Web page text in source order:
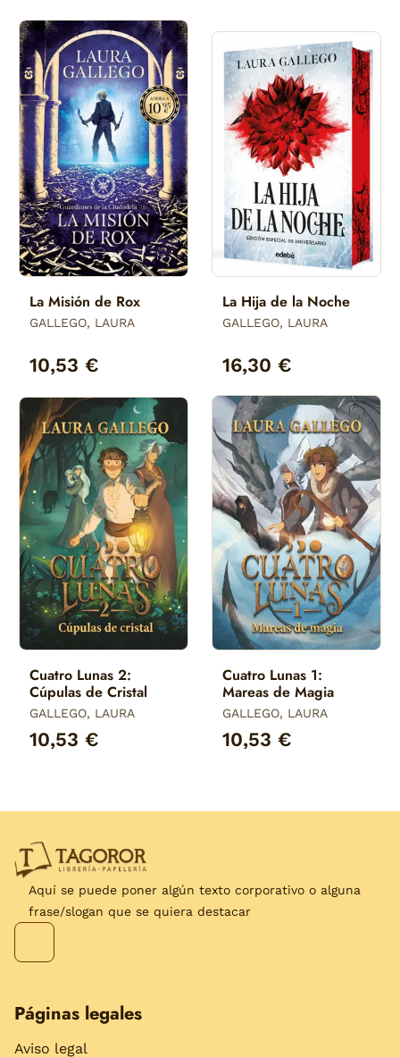
La Misión de Rox
GALLEGO, LAURA
10,53 €
La Hija de la Noche
GALLEGO, LAURA
16,30 €
Cuatro Lunas 2:
Cúpulas de Cristal
GALLEGO, LAURA
10,53 €
Cuatro Lunas 1:
Mareas de Magia
GALLEGO, LAURA
10,53 €
Aquí se puede poner algún texto corporativo o alguna
frase/slogan que se quiera destacar
Páginas legales
Aviso legal